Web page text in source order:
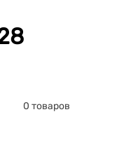
0 товаров